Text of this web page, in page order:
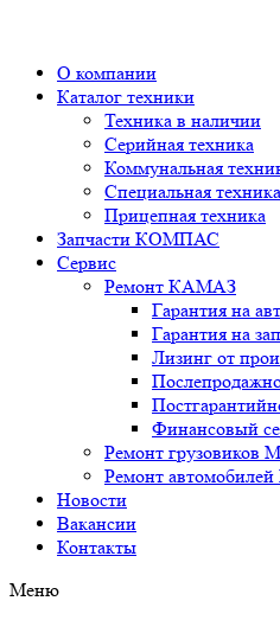
О компании
Каталог техники
Техника в наличии
Серийная техника
Коммунальная
Специальная техника
Прицепная техника
Запчасти КОМПАС
Сервис
Ремонт КАМАЗ
Гарантия на
Гарантия на
Лизинг от
Финансовый
Ремонт грузовиков
Ремонт
Новости
Вакансии
Контакты
Меню